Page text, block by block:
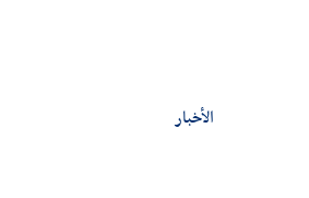
الأخبار